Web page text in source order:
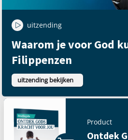
uitzending
Waarom je voor God
Filippenzen
uitzending bekijken
Product
Ontdek